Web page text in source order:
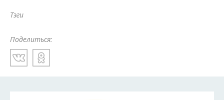
Тэги
Поделиться: